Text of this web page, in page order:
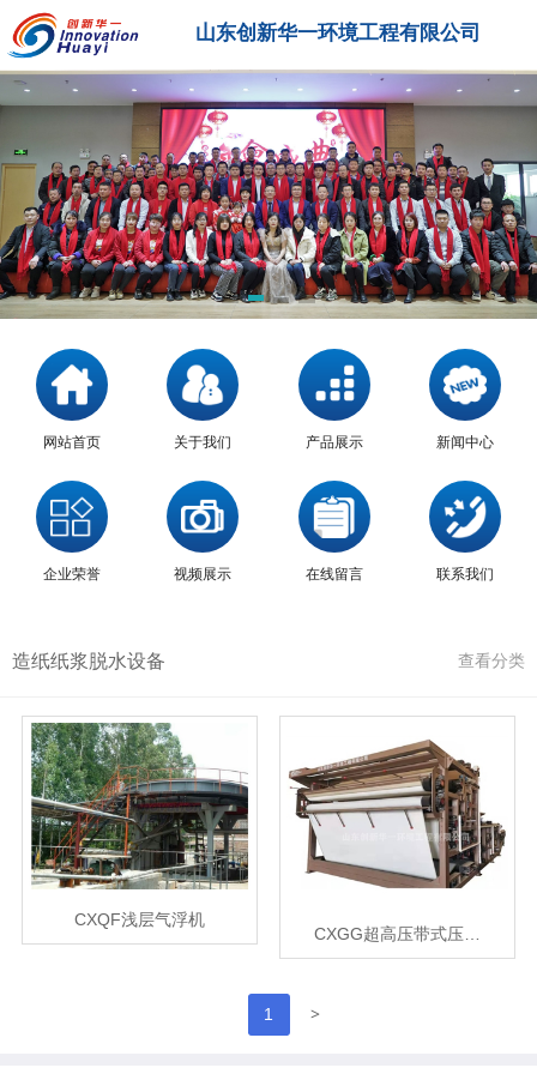
山东创新华一环境工程有限公司
网站首页 关于我们 产品展示 新闻中心
企业荣誉 视频展示 在线留言 联系我们
造纸纸浆脱水设备 查看分类
CXQF浅层气浮机
CXGG超高压带式压…
1 >